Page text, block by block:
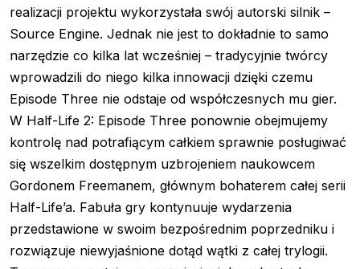
realizacji projektu wykorzystała swój autorski silnik –
Source Engine. Jednak nie jest to dokładnie to samo
narzędzie co kilka lat wcześniej – tradycyjnie twórcy
wprowadzili do niego kilka innowacji dzięki czemu
Episode Three nie odstaje od współczesnych mu gier.
W Half-Life 2: Episode Three ponownie obejmujemy
kontrolę nad potrafiącym całkiem sprawnie posługiwać
się wszelkim dostępnym uzbrojeniem naukowcem
Gordonem Freemanem, głównym bohaterem całej serii
Half-Life’a. Fabuła gry kontynuuje wydarzenia
przedstawione w swoim bezpośrednim poprzedniku i
rozwiązuje niewyjaśnione dotąd wątki z całej trylogii.